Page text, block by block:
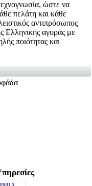
ώστε να
πελάτη και κάθε
αντιπρόσωπος
Ελληνικής αγοράς με
ποιότητας και